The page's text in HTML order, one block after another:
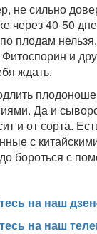
не сильно
через 40-50
плодам
и
ждать.
Да и
и от сорта.
с
бороться с
на наш
на наш